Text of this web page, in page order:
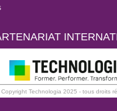
Copyright Technologia 2025 - tous droits